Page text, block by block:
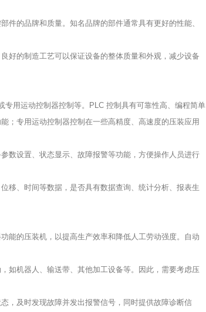
件的品牌和质量。知名品牌的部件通常具有更好的性能、
好的制造工艺可以保证设备的整体质量和外观，减少设备
用运动控制器控制等。PLC 控制具有可靠性高、编程简单
；专用运动控制器控制在一些高精度、高速度的压装应用
数设置、状态显示、故障报警等功能，方便操作人员进行
移、时间等数据，是否具有数据查询、统计分析、报表生
能的压装机，以提高生产效率和降低人工劳动强度。自动
如机器人、输送带、其他加工设备等。因此，需要考虑压
，及时发现故障并发出报警信号，同时提供故障诊断信